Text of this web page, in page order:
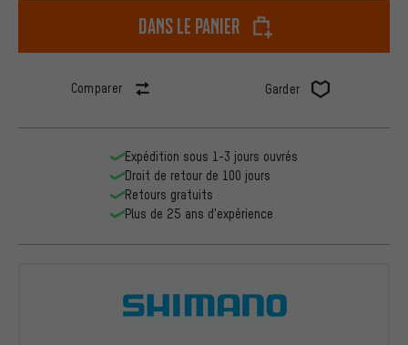
dans le panier
Comparer Garder
Expédition sous 1-3 jours ouvrés
Droit de retour de 100 jours
Retours gratuits
Plus de 25 ans d'expérience
Shimano